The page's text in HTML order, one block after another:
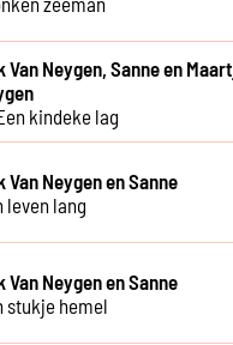
Van Neygen, Sanne en
kindeke lag
Van Neygen en Sanne
leven lang
Van Neygen en Sanne
stukje hemel